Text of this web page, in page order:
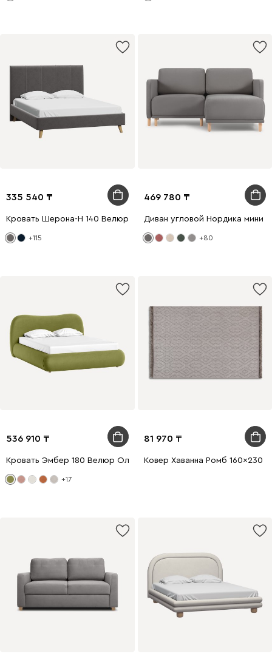
335 540
Кровать Шерона-Н 140 Велюр Серый
+115
469 780
Диван угловой Нордика мини
+80
536 910
Кровать Эмбер 180 Велюр Оливковый
+17
81 970
Ковер Хаванна Ромб 160x230